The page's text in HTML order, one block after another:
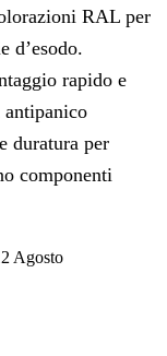
RAL per
d’esodo.
rapido e
duratura per
componenti
Agosto